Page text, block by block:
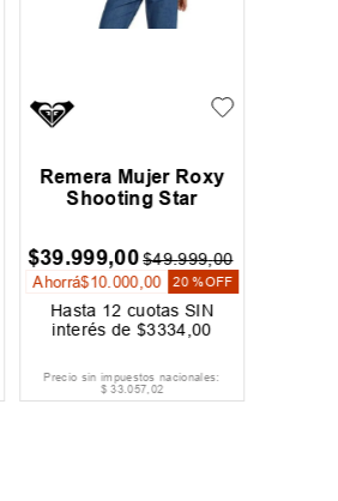
Remera Mujer Roxy
Shooting Star
$39.999,00 $49.999,00
Ahorrá$10. 000,00 20 %OFF
Hasta 12 cuotas SIN
interés de$3334 ,00
Precio sin impuestos nacionales:
$ 33.057,02